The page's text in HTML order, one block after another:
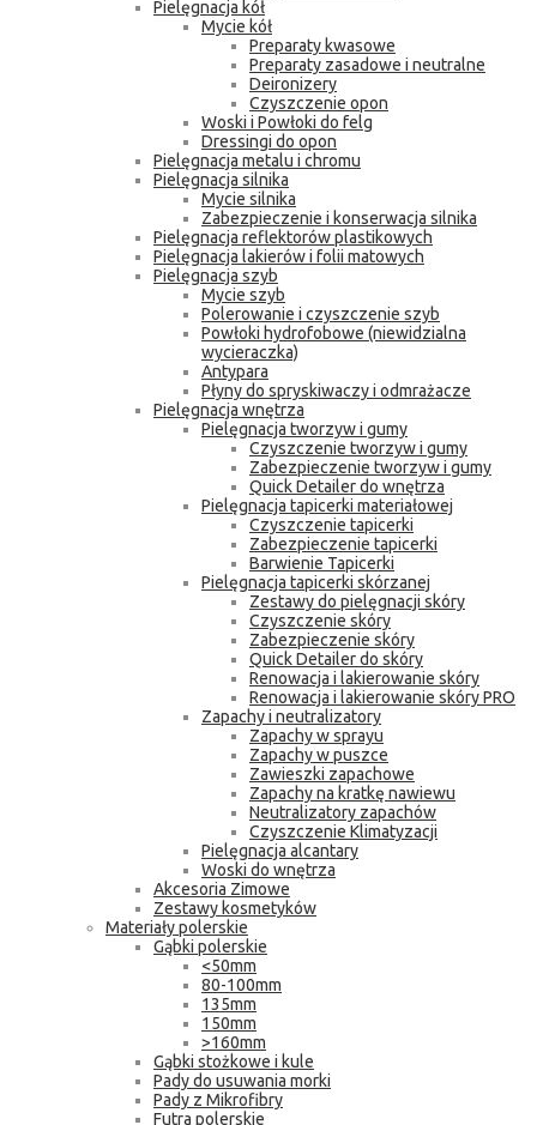
Pielęgnacja kół
Mycie kół
Preparaty kwasowe
Preparaty zasadowe i neutralne
Deironizery
Czyszczenie opon
Woski i Powłoki do felg
Dressingi do opon
Pielęgnacja metalu i chromu
Pielęgnacja silnika
Mycie silnika
Zabezpieczenie i konserwacja silnika
Pielęgnacja reflektorów plastikowych
Pielęgnacja lakierów i folii matowych
Pielęgnacja szyb
Mycie szyb
Polerowanie i czyszczenie szyb
Powłoki hydrofobowe (niewidzialna
wycieraczka)
Antypara
Płyny do spryskiwaczy i odmrażacze
Pielęgnacja wnętrza
Pielęgnacja tworzyw i gumy
Czyszczenie tworzyw i gumy
Zabezpieczenie tworzyw i gumy
Quick Detailer do wnętrza
Pielęgnacja tapicerki materiałowej
Czyszczenie tapicerki
Zabezpieczenie tapicerki
Barwienie Tapicerki
Pielęgnacja tapicerki skórzanej
Zestawy do pielęgnacji skóry
Czyszczenie skóry
Zabezpieczenie skóry
Quick Detailer do skóry
Renowacja i lakierowanie skóry
Renowacja i lakierowanie skóry PRO
Zapachy i neutralizatory
Zapachy w sprayu
Zapachy w puszce
Zawieszki zapachowe
Zapachy na kratkę nawiewu
Neutralizatory zapachów
Czyszczenie Klimatyzacji
Pielęgnacja alcantary
Woski do wnętrza
Akcesoria Zimowe
Zestawy kosmetyków
Materiały polerskie
Gąbki polerskie
<50mm
80-100mm
135mm
150mm
>160mm
Gąbki stożkowe i kule
Pady do usuwania morki
Pady z Mikrofibry
Futra polerskie